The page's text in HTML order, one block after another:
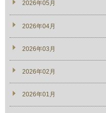
2026年05月
2026年04月
2026年03月
2026年02月
2026年01月